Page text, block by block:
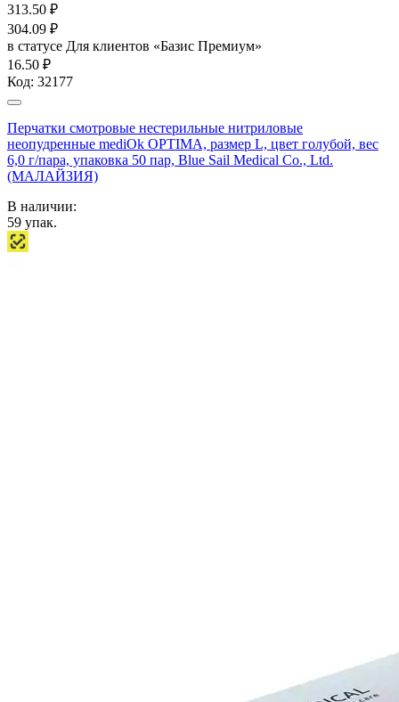
313.50 ₽
304.09 ₽
в статусе Для клиентов «Базис Премиум»
16.50 ₽
Код: 32177
Перчатки смотровые нестерильные нитриловые
неопудренные mediOk OPTIMA, размер L, цвет голубой, вес
6,0 г/пара, упаковка 50 пар, Blue Sail Medical Co., Ltd.
(МАЛАЙЗИЯ)
В наличии:
59 упак.